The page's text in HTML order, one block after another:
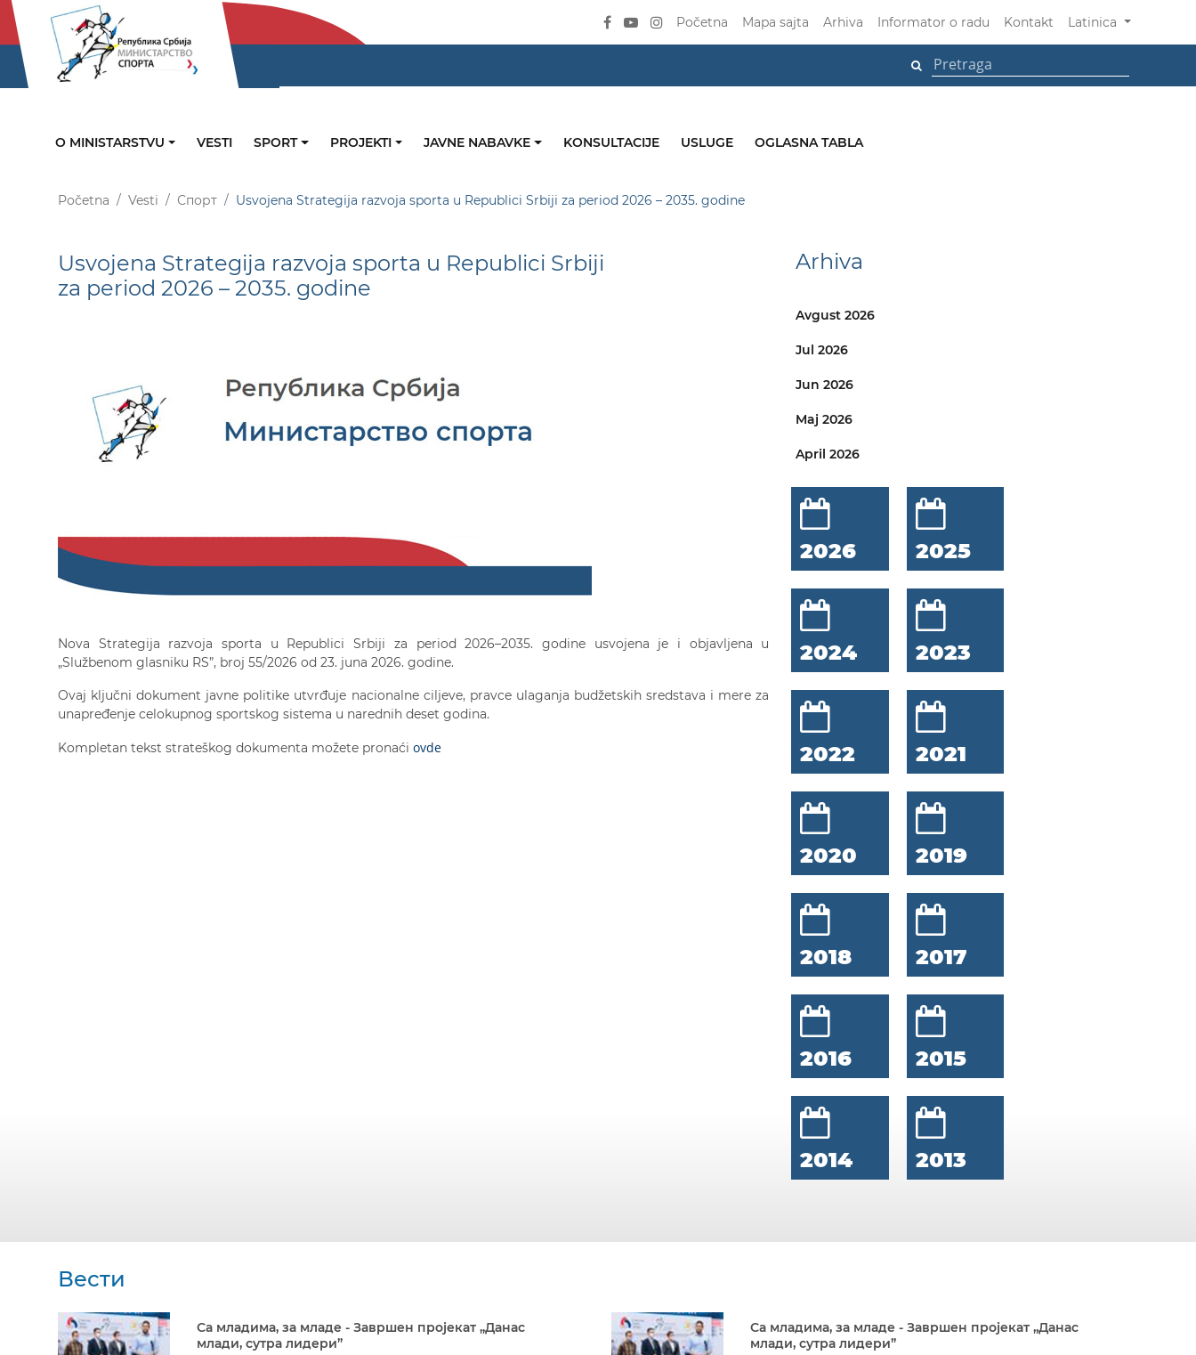
Početna Mapa sajta Arhiva Informator o radu Kontakt Latinica
O MINISTARSTVU VESTI SPORT PROJEKTI JAVNE NABAVKE KONSULTACIJE USLUGE OGLASNA TABLA
Početna Vesti Спорт Usvojena Strategija razvoja sporta u Republici Srbiji za period 2026 – 2035. godine
Usvojena Strategija razvoja sporta u Republici Srbiji
za period 2026 – 2035. godine
Nova Strategija razvoja sporta u Republici Srbiji za period 2026–2035. godine usvojena je i objavljena u
„Službenom glasniku RS”, broj 55/2026 od 23. juna 2026. godine.
Ovaj ključni dokument javne politike utvrđuje nacionalne ciljeve, pravce ulaganja budžetskih sredstava i mere za
unapređenje celokupnog sportskog sistema u narednih deset godina.
Kompletan tekst strateškog dokumenta možete pronaći ovde
Arhiva
Avgust 2026
Jul 2026
Jun 2026
Maj 2026
April 2026
2026 2025
2024 2023
2022 2021
2020 2019
2018 2017
2016 2015
2014 2013
Вести
Са младима, за младе - Завршен пројекат „Данас
млади, сутра лидери”
Са младима, за младе - Завршен пројекат „Данас
млади, сутра лидери”